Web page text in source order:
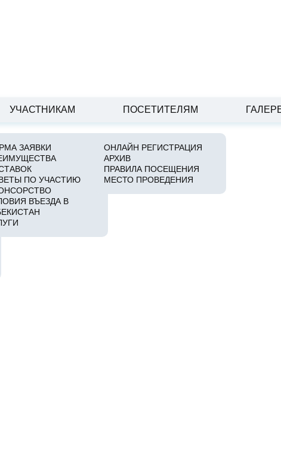
УЧАСТНИКАМ
ЗАЯВКИ
ПО УЧАСТИЮ
ВЪЕЗДА В
ПОСЕТИТЕЛЯМ
ОНЛАЙН РЕГИСТРАЦИЯ
АРХИВ
ПРАВИЛА ПОСЕЩЕНИЯ
МЕСТО ПРОВЕДЕНИЯ
сотрудничество